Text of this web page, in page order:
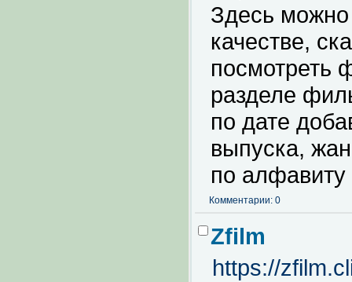
Здесь
качестве,
посмотреть
разделе
по дате
выпуска,
по алфавиту
Комментарии: 0
Zfilm
https://